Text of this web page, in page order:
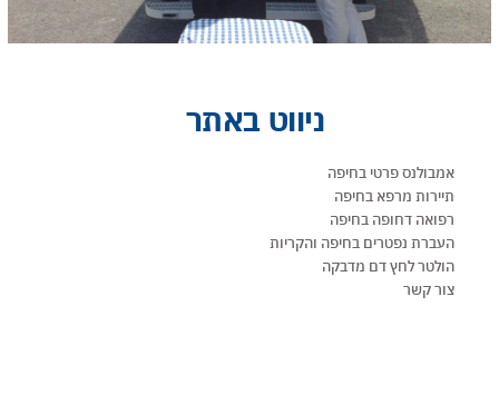
ניווט באתר
אמבולנס פרטי בחיפה
תיירות מרפא בחיפה
רפואה דחופה בחיפה
העברת נפטרים בחיפה והקריות
הולטר לחץ דם מדבקה
צור קשר